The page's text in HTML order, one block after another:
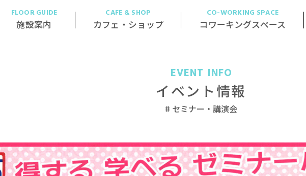
FLOOR GUIDE
施設案内
CAFE & SHOP
カフェ・ショップ
CO-WORKING SPACE
コワーキングスペース
EVENT INFO
イベント情報
セミナー・講演会